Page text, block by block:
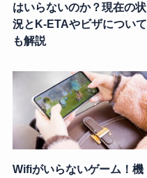
はいらないのか？現在の状
況とK-ETAやビザについて
も解説
Wifiがいらないゲーム！機